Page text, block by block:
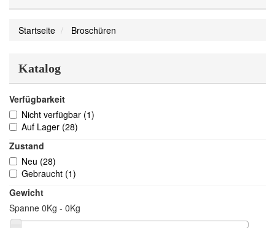
Startseite Broschüren
Katalog
Verfügbarkeit
Nicht verfügbar (1)
Auf Lager (28)
Zustand
Neu (28)
Gebraucht (1)
Gewicht
Spanne 0Kg - 0Kg